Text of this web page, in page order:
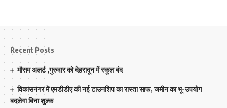
Recent Posts
मौसम अलर्ट ,गुरुवार को देहरादून में स्कूल बंद
विकासनगर में एमडीडीए की नई टाउनशिप का रास्ता साफ, जमीन का भू-उपयोग
बदलेगा बिना शुल्क